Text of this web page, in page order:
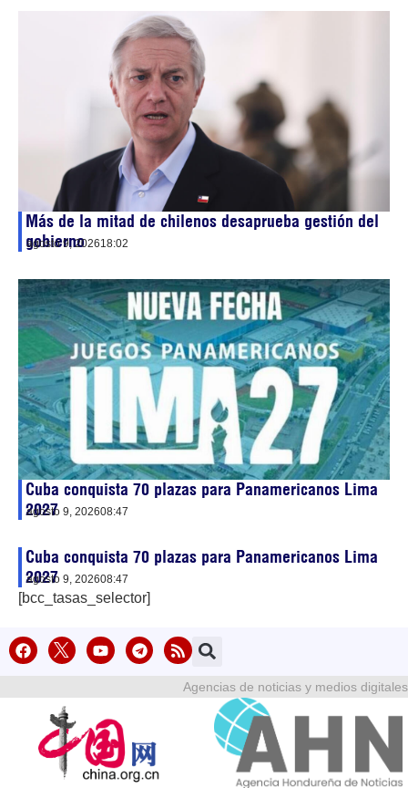
Más de la mitad de chilenos desaprueba gestión del
gobierno
agosto 9, 202618:02
Cuba conquista 70 plazas para Panamericanos Lima
2027
agosto 9, 202608:47
Cuba conquista 70 plazas para Panamericanos Lima
2027
agosto 9, 202608:47
[bcc_tasas_selector]
Agencias de noticias y medios digitales